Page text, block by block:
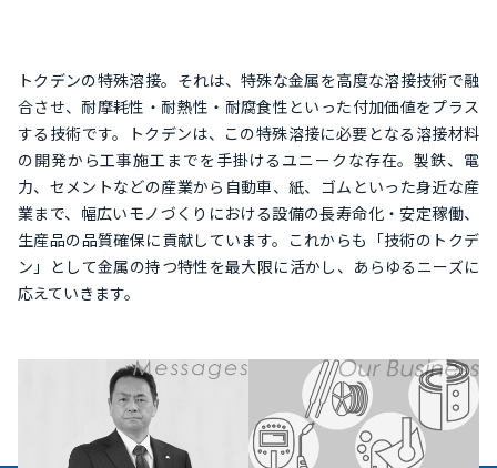
トクデンの特殊溶接。それは、特殊な金属を高度な溶接技術で融
合させ、耐摩耗性・耐熱性・耐腐食性といった付加価値をプラス
する技術です。トクデンは、この特殊溶接に必要となる溶接材料
の開発から工事施工までを手掛けるユニークな存在。製鉄、電
力、セメントなどの産業から自動車、紙、ゴムといった身近な産
業まで、幅広いモノづくりにおける設備の長寿命化・安定稼働、
生産品の品質確保に貢献しています。これからも「技術のトクデ
ン」として金属の持つ特性を最大限に活かし、あらゆるニーズに
応えていきます。